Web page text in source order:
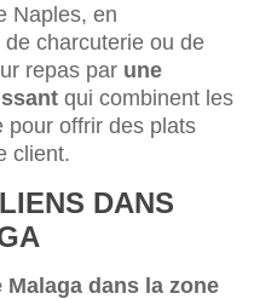
Naples, en
charcuterie ou de
repas par une
qui combinent les
pour offrir des plats
client.
DANS
dans la zone